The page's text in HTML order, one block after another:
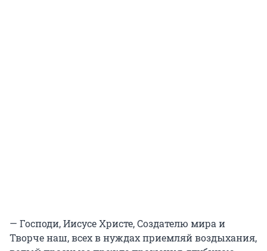
— Господи, Иисусе Христе, Создателю мира и
Творче наш, всех в нуждах приемляй воздыхания,